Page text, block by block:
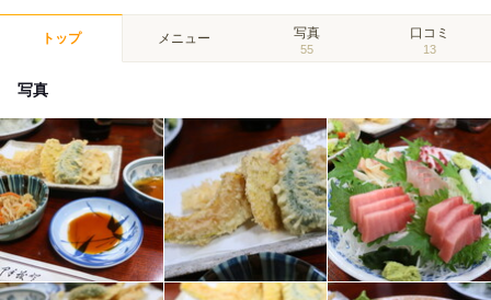
トップ メニュー 写真
55
口コミ
13
写真